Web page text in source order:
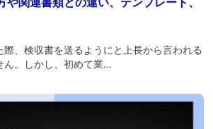
、検収書を送るようにと上長から言われる
ん。しかし、初めて業...